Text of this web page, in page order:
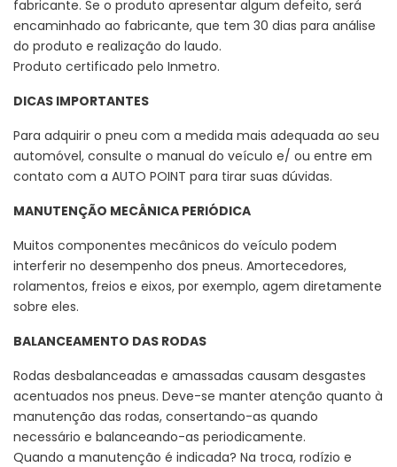
fabricante. Se o produto apresentar algum defeito, será
encaminhado ao fabricante, que tem 30 dias para análise
do produto e realização do laudo.
Produto certificado pelo Inmetro.
DICAS IMPORTANTES
Para adquirir o pneu com a medida mais adequada ao seu
automóvel, consulte o manual do veículo e/ ou entre em
contato com a AUTO POINT para tirar suas dúvidas.
MANUTENÇÃO MECÂNICA PERIÓDICA
Muitos componentes mecânicos do veículo podem
interferir no desempenho dos pneus. Amortecedores,
rolamentos, freios e eixos, por exemplo, agem diretamente
sobre eles.
BALANCEAMENTO DAS RODAS
Rodas desbalanceadas e amassadas causam desgastes
acentuados nos pneus. Deve-se manter atenção quanto à
manutenção das rodas, consertando-as quando
necessário e balanceando-as periodicamente.
Quando a manutenção é indicada? Na troca, rodízio e